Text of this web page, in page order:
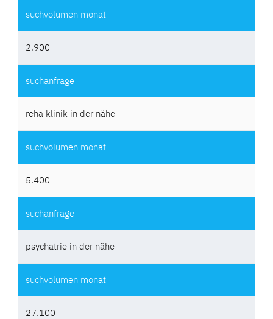
2.900
reha klinik in der nähe
5.400
psychatrie in der nähe
27.100